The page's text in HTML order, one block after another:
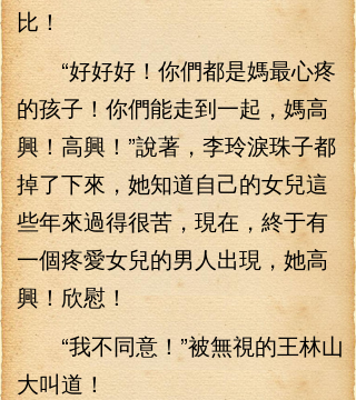
比！
“好好好！你們都是媽最心疼
的孩子！你們能走到一起，媽高
興！高興！”說著，李玲淚珠子都
掉了下來，她知道自己的女兒這
些年來過得很苦，現在，終于有
一個疼愛女兒的男人出現，她高
興！欣慰！
“我不同意！”被無視的王林山
大叫道！